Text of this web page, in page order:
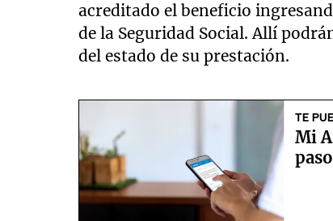
acreditado el beneficio
de la Seguridad Social. Allí
del estado de su prestación.
TE
Mi